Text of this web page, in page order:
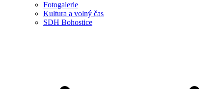
Fotogalerie
Kultura a volný čas
SDH Bohostice